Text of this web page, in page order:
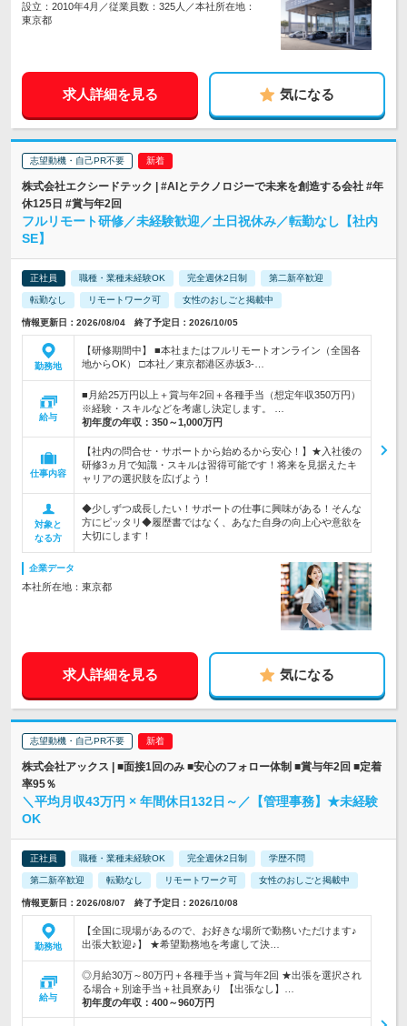
設立：2010年4月／従業員数：325人／本社所在地：
東京都
求人詳細を見る 気になる
志望動機・自己PR不要
株式会社エクシードテック | #AIとテクノロジーで未来を創造する会社 #年
休125日 #賞与年2回
フルリモート研修／未経験歓迎／土日祝休み／転勤なし【社内
SE】
正社員 職種・業種未経験OK 完全週休2日制 第二新卒歓迎
転勤なし リモートワーク可 女性のおしごと掲載中
情報更新日：2026/08/04 終了予定日：2026/10/05
勤務地
【研修期間中】 ■本社またはフルリモートオンライン（全国各
地からOK） □本社／東京都港区赤坂3-…
給与
■月給25万円以上＋賞与年2回＋各種手当（想定年収350万円）
※経験・スキルなどを考慮し決定します。 …
初年度の年収： 350～1,000万円
仕事内容
【社内の問合せ・サポートから始めるから安心！】★入社後の
研修3ヵ月で知識・スキルは習得可能です！将来を見据えたキ
ャリアの選択肢を広げよう！
対象と
なる方
◆少しずつ成長したい！サポートの仕事に興味がある！そんな
方にピッタリ◆履歴書ではなく、あなた自身の向上心や意欲を
大切にします！
企業データ
本社所在地：東京都
求人詳細を見る 気になる
志望動機・自己PR不要
株式会社アックス | ■面接1回のみ ■安心のフォロー体制 ■賞与年2回 ■定着
率95％
＼平均月収43万円 × 年間休日132日～／【管理事務】★未経験
OK
正社員 職種・業種未経験OK 完全週休2日制 学歴不問
第二新卒歓迎 転勤なし リモートワーク可 女性のおしごと掲載中
情報更新日：2026/08/07 終了予定日：2026/10/08
勤務地
【全国に現場があるので、お好きな場所で勤務いただけます♪
出張大歓迎♪】 ★希望勤務地を考慮して決…
給与
◎月給30万～80万円＋各種手当＋賞与年2回 ★出張を選択され
る場合＋別途手当＋社員寮あり 【出張なし】…
初年度の年収： 400～960万円